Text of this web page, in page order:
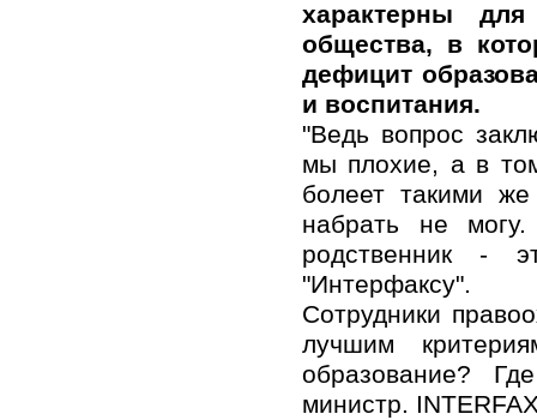
характерны для
общества, в
дефицит
и воспитания.
"Ведь вопрос
мы плохие, а в
болеет такими
набрать не
родственник -
"Интерфаксу".
Сотрудники
лучшим
образование?
министр.